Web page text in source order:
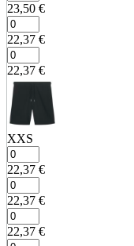
23,50 €
22,37 €
22,37 €
XXS
22,37 €
22,37 €
22,37 €